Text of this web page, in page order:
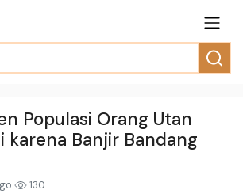
Populasi Orang Utan
karena Banjir Bandang
130